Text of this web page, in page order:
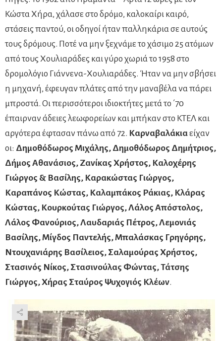
Κώστα Χήρα, χάλασε στο δρόμο, καλοκαίρι καιρό,
στάσεις παντού, οι οδηγοί ήταν παλληκάρια σε αυτούς
τους δρόμους. Ποτέ να μην ξεχνάμε το χάσιμο 25 ατόμων
από τους Χουλιαράδες και γύρο χωριά το 1958 στο
δρομολόγιο Γιάννενα-Χουλιαράδες. Ήταν να μην σβήσει
η μηχανή, έφευγαν πλάτες από την μαναβέλα να πάρει
μπροστά. Οι περισσότεροι ιδιοκτήτες μετά το ΄70
έπαιρναν άδειες λεωφορείων και μπήκαν στο ΚΤΕΛ και
αργότερα έφτασαν πάνω από 72. Καρναβαλάκιαείχαν
οι: Δημοθόδωρος Μιχάλης, Δημοθόδωρος Δημήτριος,
Δήμος Αθανάσιος, Ζανίκας Χρήστος, Καλοχέρης
Γιώργος & Βασίλης, Καρακώστας Γιώργος,
Καραπάνος Κώστας, Καλαμπάκος Ράκιας, Κλάρας
Κώστας, Κουρκούτας Γιώργος, Λάλος Απόστολος,
Λάλος Φανούριος, Λαυδαριάς Πέτρος, Λεμονιάς
Βασίλης, Μίγδος Παντελής, Μπαλάσκας Γρηγόρης,
Ντουχανιάρης Βασίλειος, Σαλαμούρας Χρήστος,
Στασινός Νίκος, Στασινούλας Φώντας, Τάτσης
Γιώργος, Χήρας Σταύρος Ψυχογιός Κλέων.